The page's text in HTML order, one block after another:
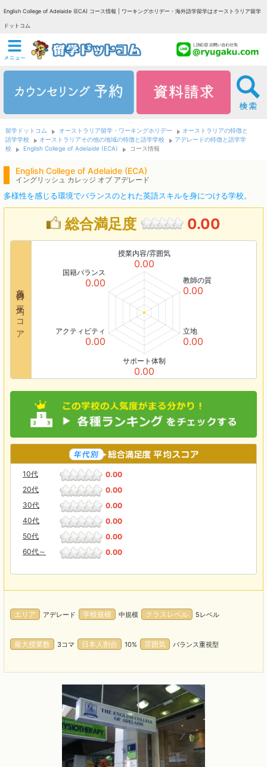
English College of Adelaide (ECA) コース情報 | ワーキングホリデー・海外語学留学はオーストラリア留学
ドットコム
留学ドットコム オーストラリア留学・ワーキングホリデー
オーストラリアの特徴と
語学学校
オーストラリアその他の地域の特徴と語学学校
アデレードの特徴と語学学
校
English College of Adelaide (ECA) コース情報
English College of Adelaide (ECA)
イングリッシュ カレッジ オブ アデレード
多様性を感じる環境でバランスのとれた英語スキルを身につける学校。
総合満足度 0.00
各項目の平均スコア
授業内容/雰囲気
0.00
教師の質
0.00
立地
0.00
サポート体制
0.00
アクティビティ
0.00
国籍バランス
0.00
10代
0.00
20代
0.00
30代
0.00
40代
0.00
50代
0.00
60代～
0.00
エリア アデレード 学校規模 中規模 クラスレベル 5レベル
最大授業数 3コマ 日本人割合 10% 雰囲気 バランス重視型